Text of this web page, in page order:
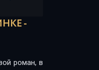
-
роман, в